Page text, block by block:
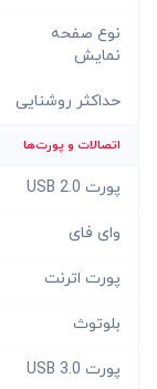
نوع صفحه
نمایش
حداکثر روشنایی
اتصالات و پورت‌ها
پورت USB 2.0
وای فای
پورت اترنت
بلوتوث
پورت USB 3.0